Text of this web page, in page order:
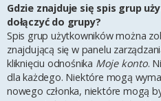
Gdzie znajduje się spis grup
dołączyć do grupy?
Spis grup użytkowników można
znajdującą się w panelu
kliknięciu odnośnika Moje konto.
dla każdego. Niektóre mogą
nowego członka, niektóre mogą